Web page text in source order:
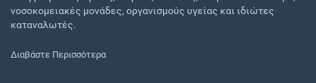
νοσοκομειακές μονάδες, οργανισμούς υγείας και ιδιώτες
καταναλωτές.
Διαβάστε Περισσότερα